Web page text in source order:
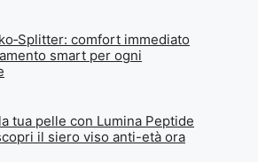
comfort immediato
smart per ogni
tua pelle con Lumina Peptide
il siero viso anti-età ora